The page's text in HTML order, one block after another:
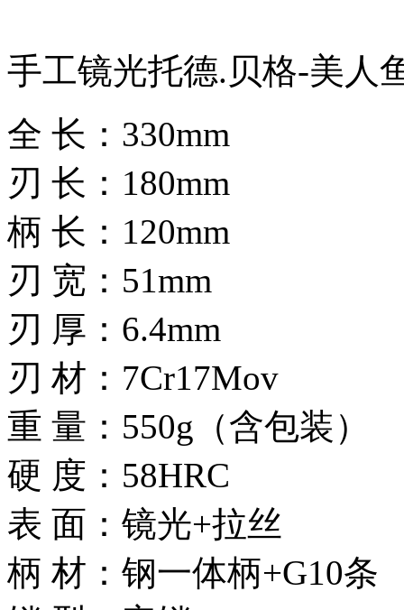
手工镜光托德.贝格-美人
全 长：330mm
刃 长：180mm
柄 长：120mm
刃 宽：51mm
刃 厚：6.4mm
刃 材：7Cr17Mov
重 量：550g（含包装）
硬 度：58HRC
表 面：镜光+拉丝
柄 材：钢一体柄+G10条